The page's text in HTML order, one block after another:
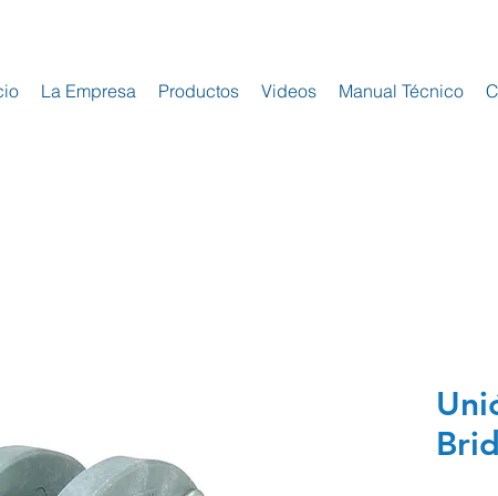
La Empresa Productos Videos Manual Técnico